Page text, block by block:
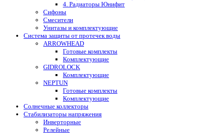
4. Радиаторы Юнифит
Сифоны
Смесители
Унитазы и комплектующие
Система защиты от протечек воды
ARROWHEAD
Готовые комплекты
Комплектующие
GIDROLOCK
Комплектующие
NEPTUN
Готовые комплекты
Комплектующие
Солнечные коллекторы
Стабилизаторы напряжения
Инверторные
Релейные